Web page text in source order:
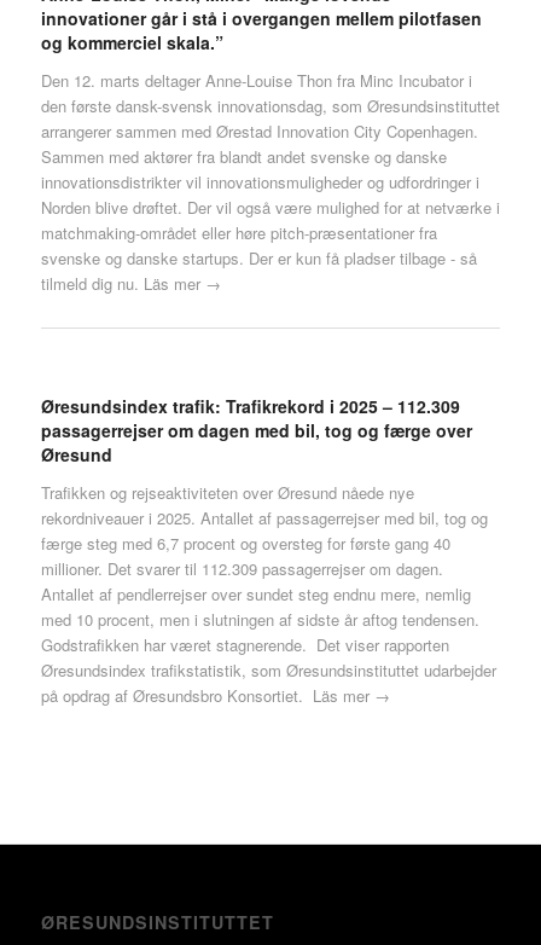
innovationer går i stå i overgangen mellem pilotfasen
og kommerciel skala.”
Den 12. marts deltager Anne-Louise Thon fra Minc Incubator i
den første dansk-svensk innovationsdag, som Øresundsinstituttet
arrangerer sammen med Ørestad Innovation City Copenhagen.
Sammen med aktører fra blandt andet svenske og danske
innovationsdistrikter vil innovationsmuligheder og udfordringer i
Norden blive drøftet. Der vil også være mulighed for at netværke i
matchmaking-området eller høre pitch-præsentationer fra
svenske og danske startups. Der er kun få pladser tilbage - så
tilmeld dig nu. Läs mer →
Øresundsindex trafik: Trafikrekord i 2025 – 112.309
passagerrejser om dagen med bil, tog og færge over
Øresund
Trafikken og rejseaktiviteten over Øresund nåede nye
rekordniveauer i 2025. Antallet af passagerrejser med bil, tog og
færge steg med 6,7 procent og oversteg for første gang 40
millioner. Det svarer til 112.309 passagerrejser om dagen.
Antallet af pendlerrejser over sundet steg endnu mere, nemlig
med 10 procent, men i slutningen af sidste år aftog tendensen.
Godstrafikken har været stagnerende. Det viser rapporten
Øresundsindex trafikstatistik, som Øresundsinstituttet udarbejder
på opdrag af Øresundsbro Konsortiet. Läs mer →
ØRESUNDSINSTITUTTET